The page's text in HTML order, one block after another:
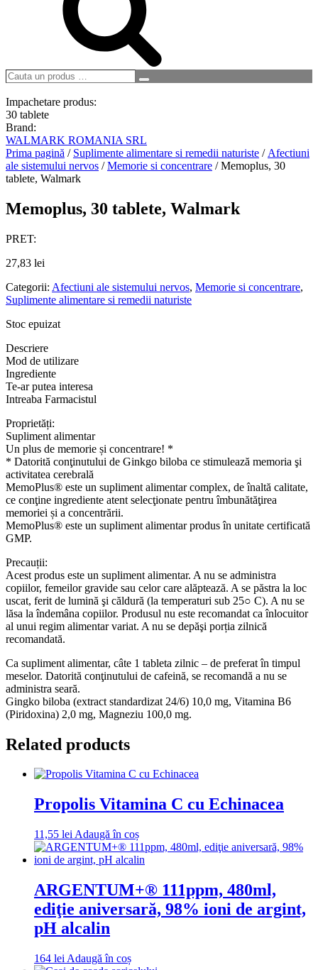
Cauta
produs
…
Search
Impachetare produs:
30 tablete
Brand:
WALMARK ROMANIA SRL
Prima pagină / Suplimente alimentare si remedii naturiste / Afectiuni
ale sistemului nervos /Memorie si concentrare / Memoplus, 30
tablete, Walmark
Memoplus, 30 tablete, Walmark
PRET:
27,83 lei
Categorii: Afectiuni ale sistemului nervos, Memorie si concentrare,
Suplimente alimentare si remedii naturiste
Stoc epuizat
Descriere
Mod de utilizare
Ingrediente
Te-ar putea interesa
Intreaba Farmacistul
Proprietăți:
Supliment alimentar
Un plus de memorie și concentrare! *
* Datorită conţinutului de Ginkgo biloba ce stimulează memoria şi
activitatea cerebrală
MemoPlus® este un supliment alimentar complex, de înaltă calitate,
ce conţine ingrediente atent selecţionate pentru îmbunătăţirea
memoriei și a concentrării.
MemoPlus® este un supliment alimentar produs în unitate certificată
GMP.
Precauții:
Acest produs este un supliment alimentar. A nu se administra
copiilor, femeilor gravide sau celor care alăptează. A se păstra la loc
uscat, ferit de lumină şi căldură (la temperaturi sub 25○ C). A nu se
lăsa la îndemâna copiilor. Produsul nu este recomandat ca înlocuitor
al unui regim alimentar variat. A nu se depăşi porția zilnică
recomandată.
Ca supliment alimentar, câte 1 tableta zilnic – de preferat în timpul
meselor. Datorită conţinutului de cafeină, se recomandă a nu se
administra seară.
Gingko biloba (extract standardizat 24/6) 10,0 mg, Vitamina B6
(Piridoxina) 2,0 mg, Magneziu 100,0 mg.
Related products
Propolis Vitamina C cu Echinacea
11,55 lei Adaugă în coș
ARGENTUM+® 111ppm, 480ml,
ediţie aniversară, 98% ioni de argint,
pH alcalin
164 lei Adaugă în coș